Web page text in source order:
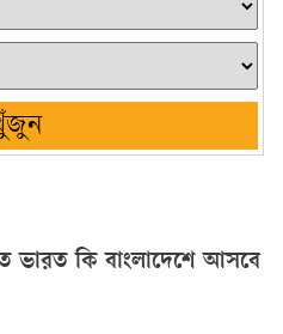
ভারত কি বাংলাদেশে আসবে